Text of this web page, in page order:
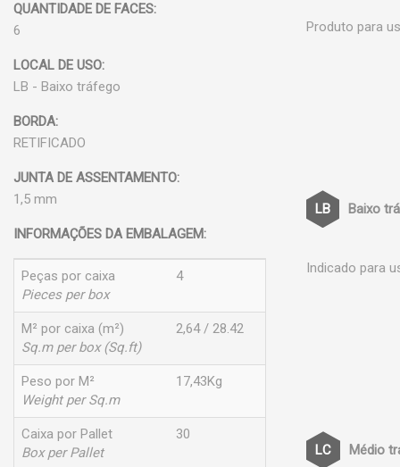
QUANTIDADE DE FACES:
6
LOCAL DE USO:
LB - Baixo tráfego
BORDA:
RETIFICADO
JUNTA DE ASSENTAMENTO:
1,5 mm
INFORMAÇÕES DA EMBALAGEM:
Peças por caixa
Pieces per box
4
M² por caixa (m²)
Sq.m per box (Sq.ft)
2,64 / 28.42
Peso por M²
Weight per Sq.m
17,43Kg
Caixa por Pallet
Box per Pallet
30
Produto para
Baixo
Indicado para
Médio